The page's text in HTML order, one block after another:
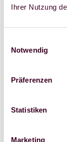
Ihrer Nutzung
Notwendig
Präferenzen
Statistiken
Marketing